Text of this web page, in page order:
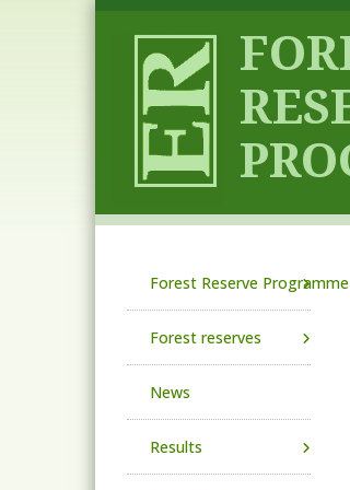
Forest Reserve Programme
Forest reserves
News
Results